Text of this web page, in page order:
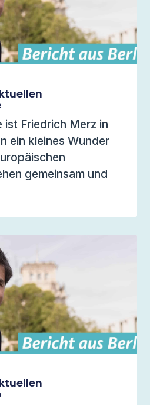
ist Friedrich Merz in
ein kleines Wunder
gemeinsam und